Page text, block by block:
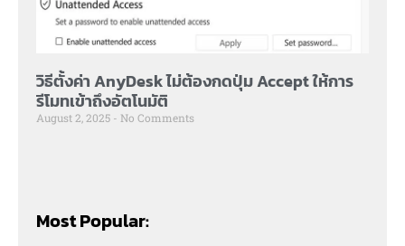
วิธีตั้งค่า AnyDesk ไม่ต้องกดปุ่ม Accept ให้การ
รีโมทเข้าถึงอัตโนมัติ
August 2, 2025 No Comments
Most Popular: